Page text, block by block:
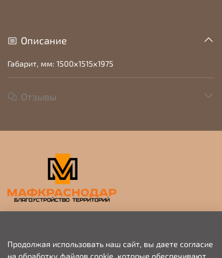
Описание
Габарит, мм: 1500х1515х1975
Отзывы
Продолжая использовать наш сайт, вы даете согласие
на обработку файлов cookie, которые обеспечивают